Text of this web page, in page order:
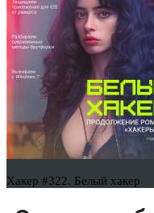
Хакер #322. Белый хакер